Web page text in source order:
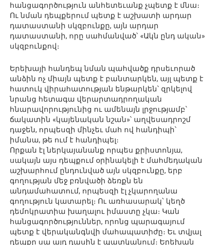
հանցագործություն անհետեւանք չպետք է մնա։
Ու նման դեպքերում պետք է աշխատի արդար
դատաստանի սկզբունքը, այն արդար
դատաստանի, որը սահմանված՝ «Ակն ընդ ական»
սկզբունքով։
Երեխայի հանդեպ նման պահվածք դրսեւորած
անձին ոչ միայն պետք է բանտարկեն, այլ պետք է
հատուկ վիրահատության ենթարկեն՝ զրկելով
նրանց հետագա վերարտադրողական
հնարավորությունից ու ամենայն լրջությամբ՝
ճակատին «կայենական նշան»՝ աղվեսադրոշմ
դաջեն, որպեսզի մինչեւ մահ ով հանդիպի՝
իմանա, թե ում է հանդիպել։
Որքան էլ ներկայանանք որպես քրիստոնյա,
սակայն այս դեպքում օրինակելի է մահմեդական
աշխարհում ընդունված այն սկզբունքը, երբ
գողության մեջ բռնվածի ձեռքն են
անդամահատում, որպեսզի էլ չկարողանա
գողություն կատարել։ Ու առհասարակ՝ կեղծ
դեմոկրատիա խաղալու իմաստը չկա։ Կան
հանցագործություններ, որոնց պարագայում
պետք է վերականգնվի մահապատիժը։ Եւ տվյալ
դեպքը սա այդ դասին է պատկանում։ Երեխան